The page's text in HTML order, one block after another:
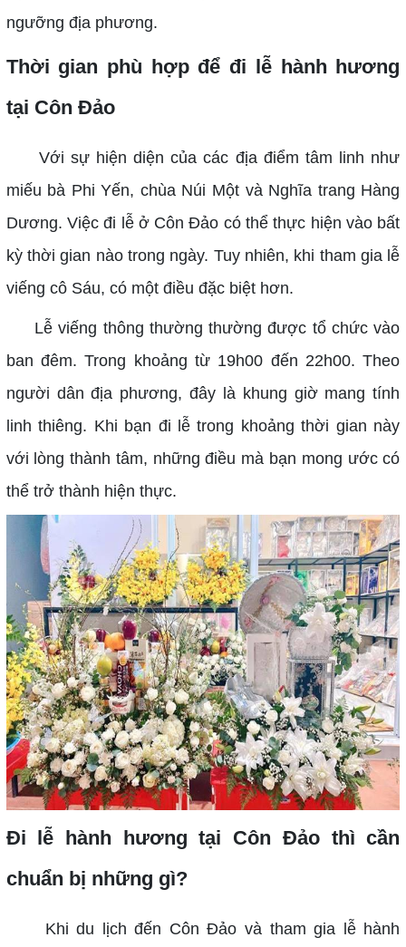
ngưỡng địa phương.
Thời gian phù hợp để đi lễ hành hương
tại Côn Đảo
Với sự hiện diện của các địa điểm tâm linh như
miếu bà Phi Yến, chùa Núi Một và Nghĩa trang Hàng
Dương. Việc đi lễ ở Côn Đảo có thể thực hiện vào bất
kỳ thời gian nào trong ngày. Tuy nhiên, khi tham gia lễ
viếng cô Sáu, có một điều đặc biệt hơn.
Lễ viếng thông thường thường được tổ chức vào
ban đêm. Trong khoảng từ 19h00 đến 22h00. Theo
người dân địa phương, đây là khung giờ mang tính
linh thiêng. Khi bạn đi lễ trong khoảng thời gian này
với lòng thành tâm, những điều mà bạn mong ước có
thể trở thành hiện thực.
Đi lễ hành hương tại Côn Đảo thì cần
chuẩn bị những gì?
Khi du lịch đến Côn Đảo và tham gia lễ hành